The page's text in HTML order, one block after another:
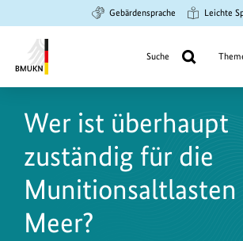
Hauptinhalt
springen
Suche
springen
Hauptnavigation
springen
Gebärdensprache Leichte
Umwelt,
Naturschutz
und
nukleare
Sicherheit
Suche
A
Z
Wer ist überhaupt
zuständig für die
Munitionsaltlasten
Meer?